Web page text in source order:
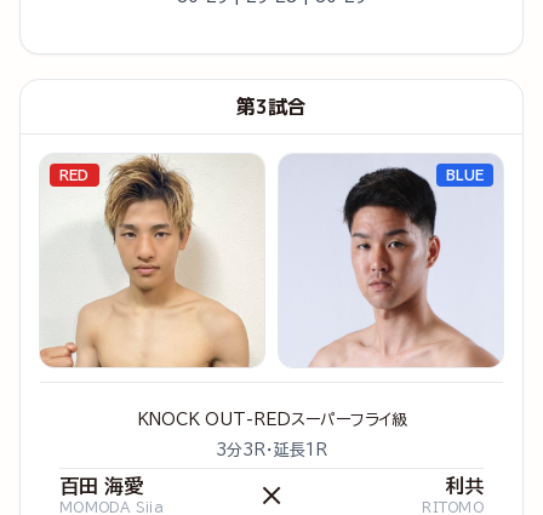
第3試合
RED
KNOCK OUT-REDスーパーフライ級
3分3R・延長1R
百田 海愛
MOMODA Siia × 利共
RITOMO
BLUE